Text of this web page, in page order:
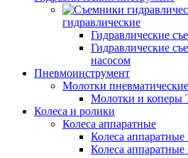
гидравлические
Гидравлические
Гидравлические
насосом
Пневмоинструмент
Молотки
Молотки и коперы
Колеса и ролики
Колеса аппаратные
Колеса
Колеса